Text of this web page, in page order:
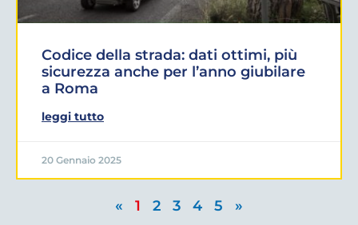
Codice della strada: dati ottimi, più
sicurezza anche per l’anno giubilare
a Roma
leggi tutto
20 Gennaio 2025
« 1 2 3 4 5 »